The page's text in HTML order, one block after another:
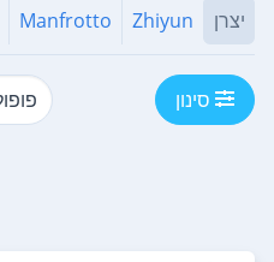
יצרן Zhiyun
Manfrotto
סינון